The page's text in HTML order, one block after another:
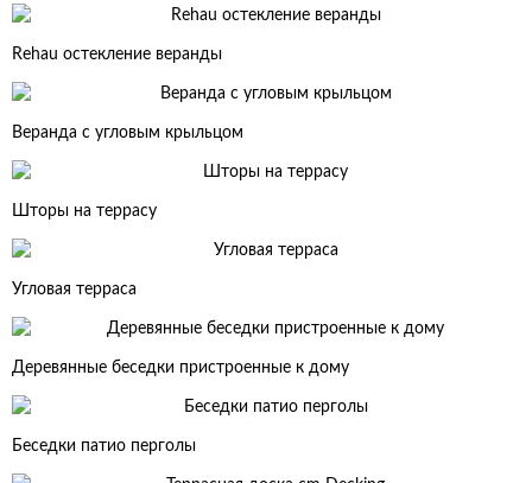
Rehau остекление веранды
Веранда с угловым крыльцом
Шторы на террасу
Угловая терраса
Деревянные беседки пристроенные к дому
Беседки патио перголы